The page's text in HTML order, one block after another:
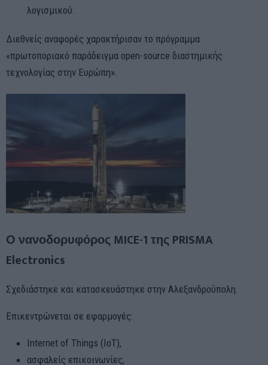
λογισμικού.
Διεθνείς αναφορές χαρακτήρισαν το πρόγραμμα
«πρωτοποριακό παράδειγμα open-source διαστημικής
τεχνολογίας στην Ευρώπη».
Ο νανοδορυφόρος MICE-1 της PRISMA
Electronics
Σχεδιάστηκε και κατασκευάστηκε στην Αλεξανδρούπολη.
Επικεντρώνεται σε εφαρμογές:
Internet of Things (IoT),
ασφαλείς επικοινωνίες,